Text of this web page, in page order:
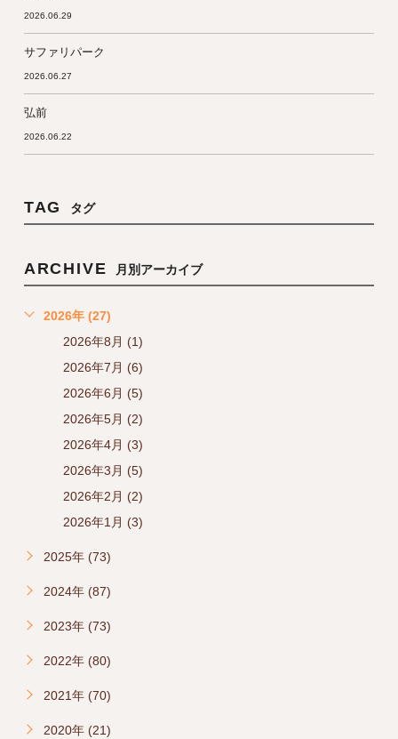
2026.06.29
サファリパーク
2026.06.27
弘前
2026.06.22
TAG タグ
ARCHIVE 月別アーカイブ
2026年 (27)
2026年8月 (1)
2026年7月 (6)
2026年6月 (5)
2026年5月 (2)
2026年4月 (3)
2026年3月 (5)
2026年2月 (2)
2026年1月 (3)
2025年 (73)
2024年 (87)
2023年 (73)
2022年 (80)
2021年 (70)
2020年 (21)